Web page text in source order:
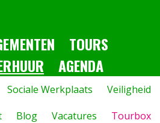
TOURS
AGENDA
Sociale Werkplaats
Veiligheid
Blog Vacatures Tourbox